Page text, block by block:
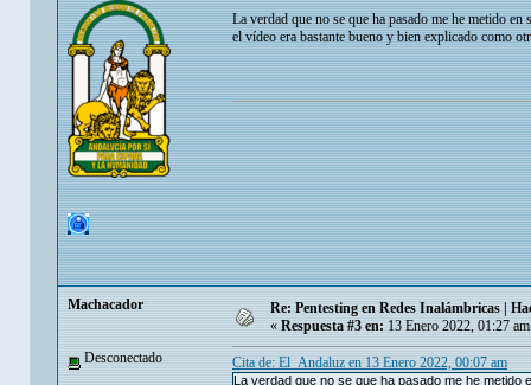
La verdad que no se que ha pasado me he metido
el vídeo era bastante bueno y bien explicado como
Machacador
Desconectado
Re: Pentesting en Redes Inalámbricas |
« Respuesta #3 en: 13 Enero 2022, 01:27
Cita de: El_Andaluz en 13 Enero 2022, 00:07 am
La verdad que no se que ha pasado me he